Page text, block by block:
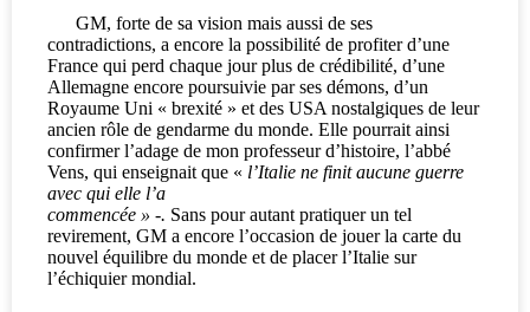
GM, forte de sa vision mais aussi de ses
contradictions, a encore la possibilité de profiter d’une
France qui perd chaque jour plus de crédibilité, d’une
Allemagne encore poursuivie par ses démons, d’un
Royaume Uni « brexité » et des USA nostalgiques de leur
ancien rôle de gendarme du monde. Elle pourrait ainsi
confirmer l’adage de mon professeur d’histoire, l’abbé
Vens, qui enseignait que « l’Italie ne finit aucune guerre
avec qui elle l’a
commencée » -. Sans pour autant pratiquer un tel
revirement, GM a encore l’occasion de jouer la carte du
nouvel équilibre du monde et de placer l’Italie sur
l’échiquier mondial.